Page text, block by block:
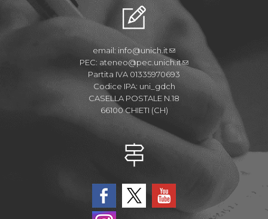
email:info@unich.it
PEC: ateneo@pec.unich.it
Partita IVA 01335970693
Codice IPA: uni_gdch
CASELLA POSTALE N.18
66100 CHIETI (CH)